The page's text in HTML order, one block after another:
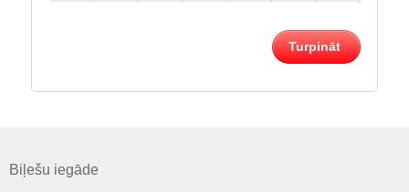
Turpināt
Biļešu iegāde